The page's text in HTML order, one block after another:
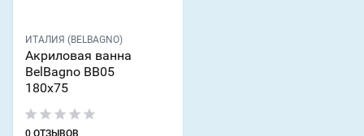
ИТАЛИЯ (BELBAGNO)
Акриловая ванна
BelBagno BB05
180х75
0 ОТЗЫВОВ